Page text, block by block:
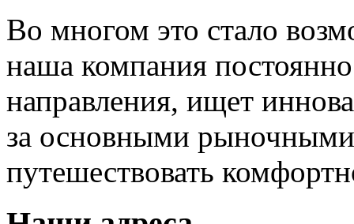
Во многом это стало
наша компания
направления, ищет
за основными
путешествовать